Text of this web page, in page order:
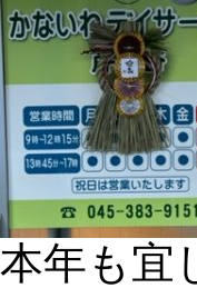
本年も宜